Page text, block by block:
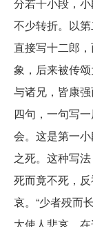
不少转折。以
直接写十二郎
象，后来被传
与诸兄，皆康
四句，一句写
会。这是第一
之死。这种写
死而竟不死，
哀。“少者殁而